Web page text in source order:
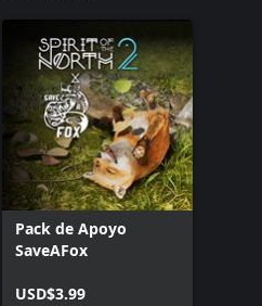
Pack de Apoyo
SaveAFox
USD$3.99